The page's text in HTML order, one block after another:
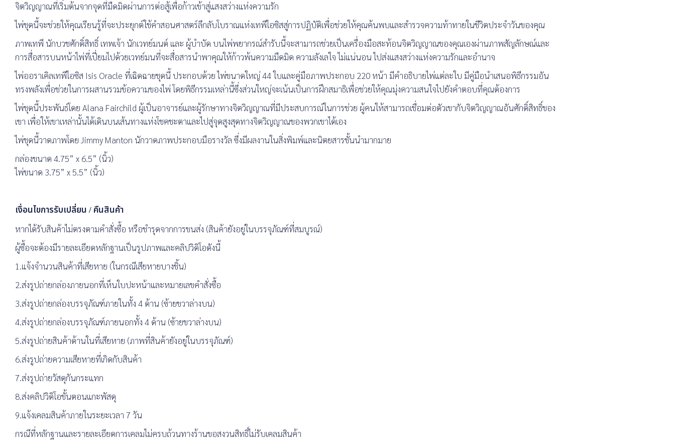
จิตวิญญาณที่เริ่มต้นจากจุดที่มืดมิดผ่านการต่อสู้เพื่อก้าวเข้าสู่แสงสว่างแห่งความรัก
ไพ่ชุดนี้จะช่วยให้คุณเรียนรู้ที่จะประยุกต์ใช้คำสอนศาสตร์ลึกลับโบราณแห่งเทพีไอซิสสู่การปฏิบัติเพื่อช่วยให้คุณค้นพบและสำรวจความท้าทายในชีวิตประจำวันของคุณ
ภาพเทพี นักบวชศักดิ์สิทธิ์ เทพเจ้า นักเวทย์มนต์ และ ผู้บำบัด บนไพ่พยากรณ์สำรับนี้จะสามารถช่วยเป็นเครื่องมือสะท้อนจิตวิญญาณของคุณเองผ่านภาพสัญลักษณ์และ
การสื่อสารบนหน้าไพ่ที่เปี่ยมไปด้วยเวทย์มนที่จะสื่อสารนำพาคุณให้ก้าวพ้นความมืดมิด ความลังเลใจ ไม่แน่นอน ไปส่งแสงสว่างแห่งความรักและอำนาจ
ไพ่ออราเคิลเทพีไอซิส Isis Oracle ที่เฉิดฉายชุดนี้ ประกอบด้วย ไพ่ขนาดใหญ่ 44 ใบและคู่มือภาพประกอบ 220 หน้า มีคำอธิบายไพ่แต่ละใบ มีคู่มือนำเสนอพิธีกรรมอัน
ทรงพลังเพื่อช่วยในการผสานรวมข้อความของไพ่ โดยพิธีกรรมเหล่านี้ซึ่งส่วนใหญ่จะเน้นเป็นการฝึกสมาธิเพื่อช่วยให้คุณมุ่งความสนใจไปยังคำตอบที่คุณต้องการ
ไพ่ชุดนี้ประพันธ์โดย Alana Fairchild ผู้เป็นอาจารย์และผู้รักษาทางจิตวิญญาณที่มีประสบการณ์ในการช่วย ผู้คนให้สามารถเชื่อมต่อตัวเขากับจิตวิญญาณอันศักดิ์สิทธิ์ของ
เขา เพื่อให้เขาเหล่านั้นได้เดินบนเส้นทางแห่งโชคชะตาและไปสู่จุดสูงสุดทางจิตวิญญาณของพวกเขาได้เอง
ไพ่ชุดนี้วาดภาพโดย Jimmy Manton นักวาดภาพประกอบมือรางวัล ซึ่งมีผลงานในสิ่งพิมพ์และนิตยสารชั้นนำมากมาย
กล่องขนาด 4.75” x 6.5” (นิ้ว)
ไพ่ขนาด 3.75” x 5.5” (นิ้ว)
เงื่อนไขการรับเปลี่ยน / คืนสินค้า
หากได้รับสินค้าไม่ตรงตามคำสั่งซื้อ หรือชำรุดจากการขนส่ง (สินค้ายังอยู่ในบรรจุภัณฑ์ที่สมบูรณ์)
ผู้ซื้อจะต้องมีรายละเอียดหลักฐานเป็นรูปภาพและคลิปวิดิโอดังนี้
1.แจ้งจำนวนสินค้าที่เสียหาย (ในกรณีเสียหายบางชิ้น)
2.ส่งรูปถ่ายกล่องภายนอกที่เห็นใบปะหน้าและหมายเลขคำสั่งซื้อ
3.ส่งรูปถ่ายกล่องบรรจุภัณฑ์ภายในทั้ง 4 ด้าน (ซ้ายขวาล่างบน)
4.ส่งรูปถ่ายกล่องบรรจุภัณฑ์ภายนอกทั้ง 4 ด้าน (ซ้ายขวาล่างบน)
5.ส่งรูปถ่ายสินค้าด้านในที่เสียหาย (ภาพที่สินค้ายังอยู่ในบรรจุภัณฑ์)
6.ส่งรูปถ่ายความเสียหายที่เกิดกับสินค้า
7.ส่งรูปถ่ายวัสดุกันกระแทก
8.ส่งคลิปวิดิโอขั้นตอนแกะพัสดุ
9.แจ้งเคลมสินค้าภายในระยะเวลา 7 วัน
กรณีที่หลักฐานและรายละเอียดการเคลมไม่ครบถ้วนทางร้านขอสงวนสิทธิ์ไม่รับเคลมสินค้า